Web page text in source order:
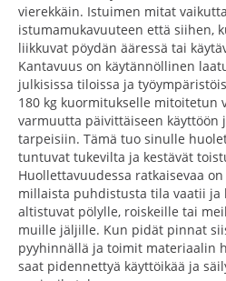
vierekkäin. Istuimen mitat
istumamukavuuteen että siihen,
liikkuvat pöydän ääressä tai
Kantavuus on käytännöllinen
julkisissa tiloissa ja
180 kg kuormitukselle mitoitetun
varmuutta päivittäiseen käyttöön
tarpeisiin. Tämä tuo sinulle
tuntuvat tukevilta ja kestävät
Huollettavuudessa ratkaisevaa
millaista puhdistusta tila vaatii ja
altistuvat pölylle, roiskeille tai
muille jäljille. Kun pidät pinnat
pyyhinnällä ja toimit materiaalin
saat pidennettyä käyttöikää ja